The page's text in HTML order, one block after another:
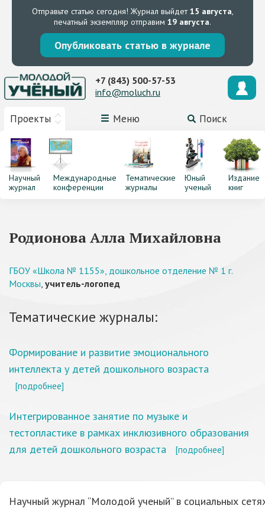
Отправьте статью сегодня! Журнал выйдет15 августа,
печатный экземпляр отправим 19 августа.
Опубликовать статью в журнале
Проекты Меню Поиск
+7 (843) 500-57-53
info@moluch.ru
Научный
журнал
Международные
конференции
Тематические
журналы
Юный
ученый
Издание
книг
Родионова Алла Михайловна
ГБОУ «Школа № 1155», дошкольное отделение № 1 г.
Москвы, учитель-логопед
Тематические журналы:
Формирование и развитие эмоционального
интеллекта у детей дошкольного возраста
[подробнее]
Интегрированное занятие по музыке и
тестопластике в рамках инклюзивного образования
для детей дошкольного возраста
[подробнее]
Научный журнал “Молодой ученый” в социальных